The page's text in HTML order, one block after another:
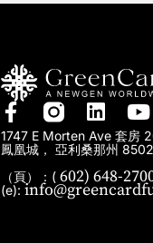
1747 E Morten Ave 套房
鳳凰城， 亞利桑那州
（頁）：( 602) 648-
(e):